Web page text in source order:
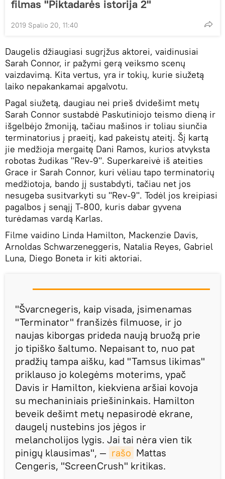
filmas "Piktadarės istorija 2"
2019 Spalio 20, 11:40
Daugelis džiaugiasi sugrįžus aktorei, vaidinusiai
Sarah Connor, ir pažymi gerą veiksmo scenų
vaizdavimą. Kita vertus, yra ir tokių, kurie siužetą
laiko nepakankamai apgalvotu.
Pagal siužetą, daugiau nei prieš dvidešimt metų
Sarah Connor sustabdė Paskutiniojo teismo dieną ir
išgelbėjo žmoniją, tačiau mašinos ir toliau siunčia
terminatorius į praeitį, kad pakeistų ateitį. Šį kartą
jie medžioja mergaitę Dani Ramos, kurios atvyksta
robotas žudikas "Rev-9". Superkareivė iš ateities
Grace ir Sarah Connor, kuri vėliau tapo terminatorių
medžiotoja, bando jį sustabdyti, tačiau net jos
nesugeba susitvarkyti su "Rev-9". Todėl jos kreipiasi
pagalbos į senąjį T-800, kuris dabar gyvena
turėdamas vardą Karlas.
Filme vaidino Linda Hamilton, Mackenzie Davis,
Arnoldas Schwarzeneggeris, Natalia Reyes, Gabriel
Luna, Diego Boneta ir kiti aktoriai.
"Švarcnegeris, kaip visada, įsimenamas
"Terminator" franšizės filmuose, ir jo
naujas kiborgas prideda naują bruožą prie
jo tipiško šaltumo. Nepaisant to, nuo pat
pradžių tampa aišku, kad "Tamsus likimas"
priklauso jo kolegėms moterims, ypač
Davis ir Hamilton, kiekviena aršiai kovoja
su mechaniniais priešininkais. Hamilton
beveik dešimt metų nepasirodė ekrane,
daugelį nustebins jos jėgos ir
melancholijos lygis. Jai tai nėra vien tik
pinigų klausimas", — rašo Mattas
Cengeris, "ScreenCrush" kritikas.